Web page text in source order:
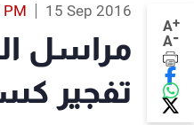
A+
A-
15 Sep 2016
تفجير